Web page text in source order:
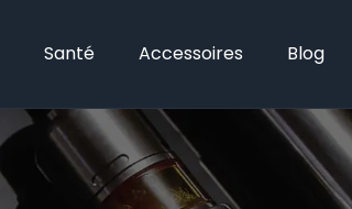
Santé Accessoires Blog